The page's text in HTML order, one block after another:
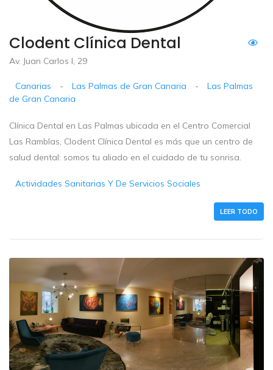
Clodent Clínica Dental
Av. Juan Carlos I, 29
Canarias - Las Palmas de Gran Canaria -
Las Palmas
de Gran Canaria
Clínica Dental en Las Palmas ubicada en el Centro Comercial
Las Ramblas, Clodent Clínica Dental es más que un centro de
salud dental: somos tu aliado en el cuidado de tu sonrisa.
Actividades Sanitarias Y De Servicios Sociales
LEER TODO